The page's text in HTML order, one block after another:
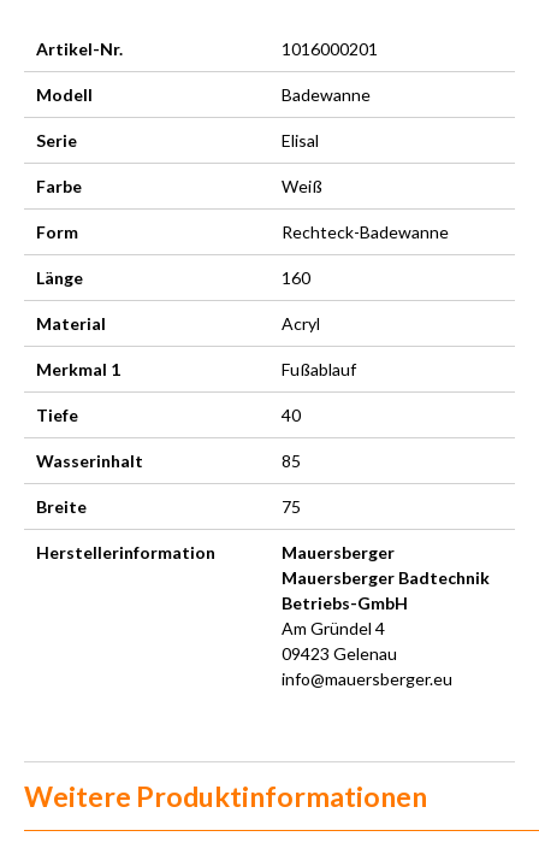
Artikel-Nr. 1016000201
Modell Badewanne
Serie Elisal
Farbe Weiß
Form Rechteck-Badewanne
Länge 160
Material Acryl
Merkmal 1 Fußablauf
Tiefe 40
Wasserinhalt 85
Breite 75
Herstellerinformation
Mauersberger
Mauersberger Badtechnik
Betriebs-GmbH
Am Gründel 4
09423 Gelenau
info@mauersberger.eu
Weitere Produktinformationen